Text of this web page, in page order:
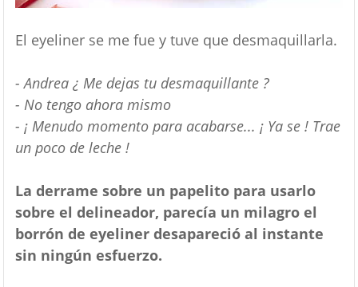
El eyeliner se me fue y tuve que desmaquillarla.
- Andrea ¿ Me dejas tu desmaquillante ?
- No tengo ahora mismo
- ¡ Menudo momento para acabarse... ¡ Ya se ! Trae
un poco de leche !
La derrame sobre un papelito para usarlo
sobre el delineador, parecía un milagro el
borrón de eyeliner desapareció al instante
sin ningún esfuerzo.